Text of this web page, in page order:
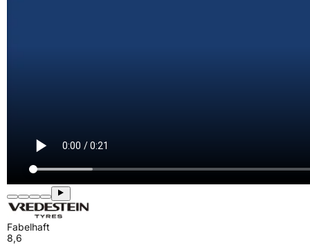
Fabelhaft
8,6